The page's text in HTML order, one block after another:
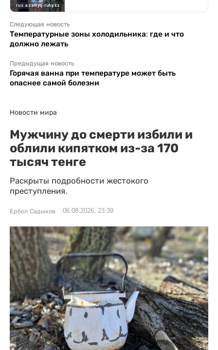
Следующая новость
Температурные зоны холодильника: где и что
должно лежать
Предыдущая новость
Горячая ванна при температуре может быть
опаснее самой болезни
Новости мира
Мужчину до смерти избили и
облили кипятком из-за 170
тысяч тенге
Раскрыты подробности жестокого
преступления.
Ербол Садыков 06.08.2026, 23:39